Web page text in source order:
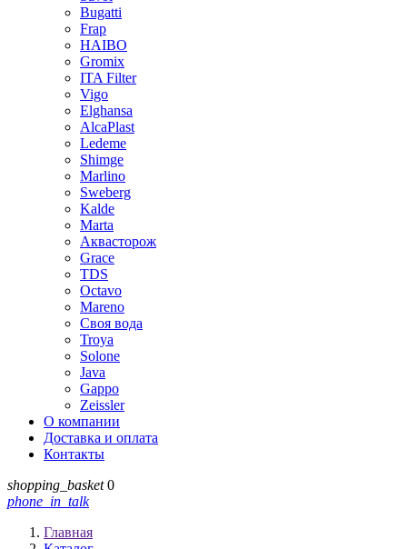
Bugatti
Frap
HAIBO
Gromix
ITA Filter
Vigo
Elghansa
AlcaPlast
Ledeme
Shimge
Marlino
Sweberg
Kalde
Marta
Аквасторож
Grace
TDS
Octavo
Mareno
Своя вода
Troya
Solone
Java
Gappo
Zeissler
О компании
Доставка и оплата
Контакты
shopping_basket 0
phone_in_talk
Главная